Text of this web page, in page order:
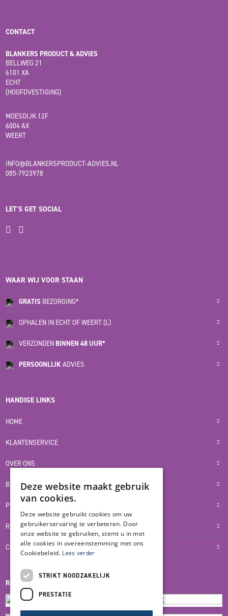
CONTACT
BLANKERS PRODUCT & ADVIES
BELLWEG 21
6101 XA
ECHT
(HOOFDVESTIGING)
MOESDIJK 12F
6004 AX
WEERT
INFO@BLANKERSPRODUCT-ADVIES.NL
085-7923978
LET'S GET SOCIAL
WAAR WIJ VOOR STAAN
GRATIS BEZORGING*
OPHALEN IN ECHT OF WEERT (L)
VERZONDEN BINNEN 48 UUR*
PERSOONLIJKADVIES
HANDIGE LINKS
HOME
KLANTENSERVICE
OVER ONS
BLOG
PRIVACYVERKLARING
RETOUR- EN TERUGBETALINGSBELEID
COOKIES
REVIEWMERK
Deze website maakt gebruik
van cookies.
Deze website gebruikt cookies om uw
gebruikerservaring te verbeteren. Door
onze website te gebruiken, stemt u in met
alle cookies in overeenstemming met ons
Cookiebeleid. Lees verder
STRIKT NOODZAKELIJK
PRESTATIE